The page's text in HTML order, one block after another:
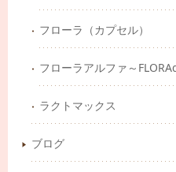
フローラ（カプセル）
フローラアルファ～
ラクトマックス
ブログ